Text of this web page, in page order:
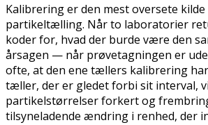
Kalibrering er den mest oversete
partikeltælling. Når to laboratorier
koder for, hvad der burde være den
årsagen — når prøvetagningen er
ofte, at den ene tællers kalibrering
tæller, der er gledet forbi sit interval,
partikelstørrelser forkert og
tilsyneladende ændring i renhed, der